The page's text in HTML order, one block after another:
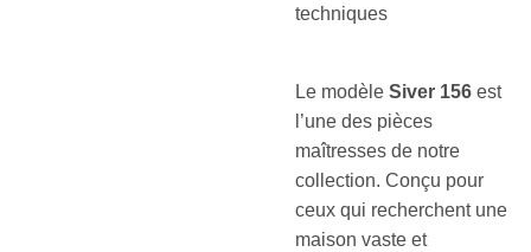
techniques
Le modèle Siver 156 est
l’une des pièces
maîtresses de notre
collection. Conçu pour
ceux qui recherchent une
maison vaste et